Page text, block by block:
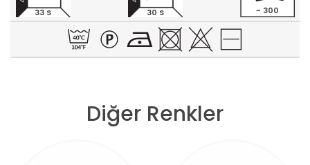
33 S 30 S ~ 300
Diğer Renkler